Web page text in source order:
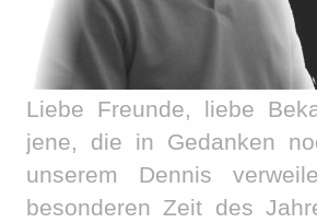
Liebe Freunde, liebe
jene, die in Gedanken
unserem Dennis
besonderen Zeit des